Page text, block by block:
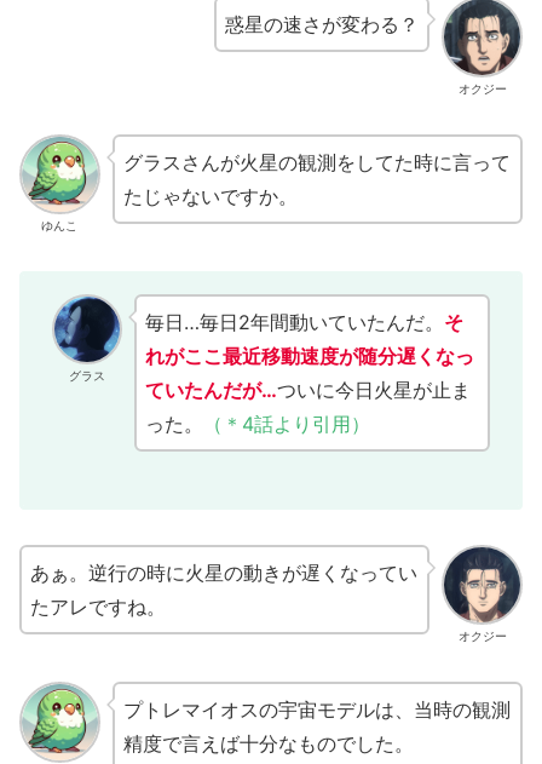
オクジー
惑星の速さが変わる？
ゆんこ
グラスさんが火星の観測をしてた時に言って
たじゃないですか。
グラス
毎日…毎日2年間動いていたんだ。 そ
れがここ最近移動速度が随分遅くなっ
ていたんだが…ついに今日火星が止ま
った。
（＊4話より引用）
オクジー
あぁ。逆行の時に火星の動きが遅くなってい
たアレですね。
プトレマイオスの宇宙モデルは、当時の観測
精度で言えば十分なものでした。